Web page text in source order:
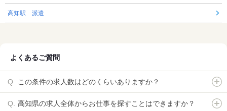
高知駅 派遣
よくあるご質問
この条件の求人数はどのくらいありますか？
高知県の求人全体からお仕事を探すことはできますか？